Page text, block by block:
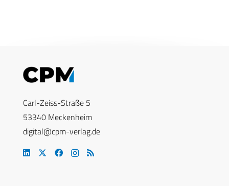
Carl-Zeiss-Straße 5
53340 Meckenheim
digital@cpm-verlag.de